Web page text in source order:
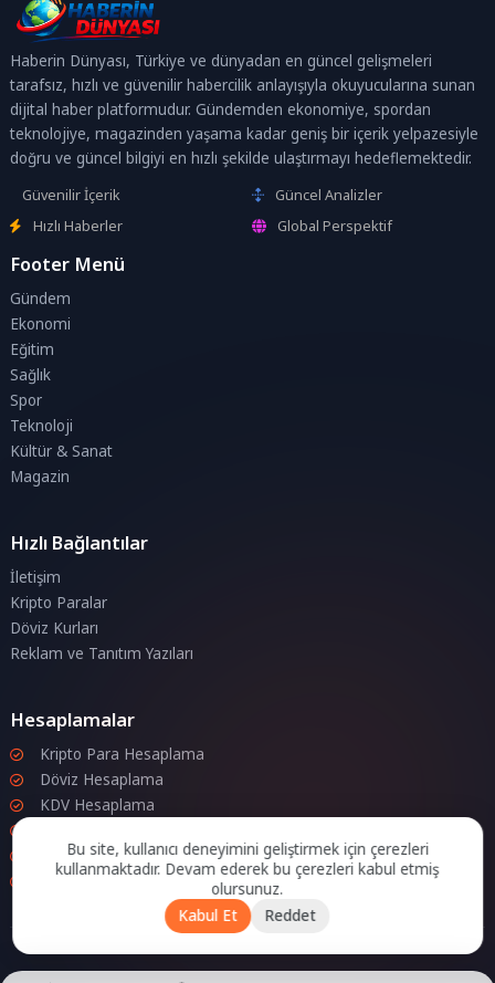
Haberin Dünyası, Türkiye ve dünyadan en güncel gelişmeleri
tarafsız, hızlı ve güvenilir habercilik anlayışıyla okuyucularına sunan
dijital haber platformudur. Gündemden ekonomiye, spordan
teknolojiye, magazinden yaşama kadar geniş bir içerik yelpazesiyle
doğru ve güncel bilgiyi en hızlı şekilde ulaştırmayı hedeflemektedir.
Güvenilir İçerik
Güncel Analizler
Hızlı Haberler
Global Perspektif
Footer Menü
Gündem
Ekonomi
Eğitim
Sağlık
Spor
Teknoloji
Kültür & Sanat
Magazin
Hızlı Bağlantılar
İletişim
Kripto Paralar
Döviz Kurları
Reklam ve Tanıtım Yazıları
Hesaplamalar
Kripto Para Hesaplama
Döviz Hesaplama
KDV Hesaplama
Zam Hesaplama
Bileşik Hesaplama
Bu site, kullanıcı deneyimini geliştirmek için çerezleri
kullanmaktadır. Devam ederek bu çerezleri kabul etmiş
olursunuz.
Kabul Et
Reddet